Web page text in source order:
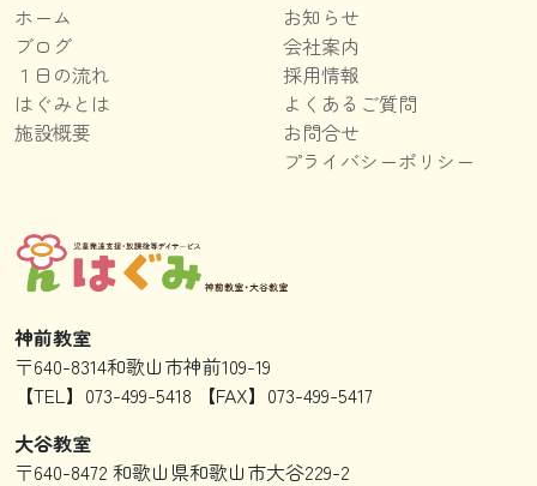
神前教室
〒640-8314和歌山市神前109-19
【TEL】073-499-5418 【FAX】073-499-5417
大谷教室
〒640-8472 和歌山県和歌山市大谷229-2
ホーム
ブログ
１日の流れ
はぐみとは
施設概要
お知らせ
会社案内
採用情報
よくあるご質問
お問合せ
プライバシーポリシー